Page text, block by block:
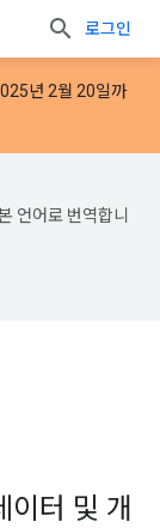
로그인
년 2월 20일까
언어로 번역합니
터 및 개